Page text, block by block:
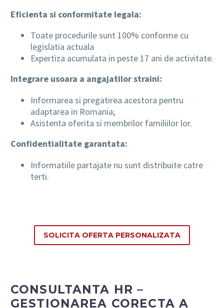
Eficienta si conformitate legala:
Toate procedurile sunt 100% conforme cu
legislatia actuala
Expertiza acumulata in peste 17 ani de activitate.
Integrare usoara a angajatilor straini:
Informarea si pregatirea acestora pentru
adaptarea in Romania;
Asistenta oferita si membrilor familiilor lor.
Confidentialitate garantata:
Informatiile partajate nu sunt distribuite catre
terti.
SOLICITA OFERTA PERSONALIZATA
CONSULTANTA HR –
GESTIONAREA CORECTA A